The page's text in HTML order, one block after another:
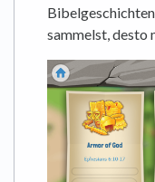
sammelst, desto